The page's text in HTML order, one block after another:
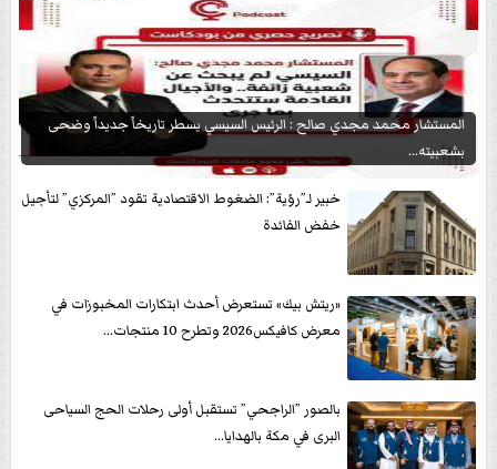
المستشار محمد مجدي صالح : الرئيس السيسي يسطر تاريخاً جديداً وضحى
بشعبيته...
خبير لـ”رؤية”: الضغوط الاقتصادية تقود ”المركزي” لتأجيل
خفض الفائدة
«ريتش بيك» تستعرض أحدث ابتكارات المخبوزات في
معرض كافيكس2026 وتطرح 10 منتجات...
بالصور ”الراجحي” تستقبل أولى رحلات الحج السياحى
البرى في مكة بالهدايا...